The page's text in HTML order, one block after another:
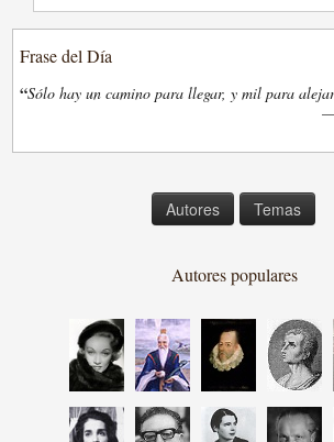
Frase del Día
“Sólo hay un camino para llegar, y mil para
Autores Temas
Autores populares